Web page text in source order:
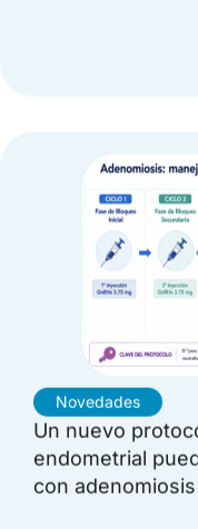
Novedades
Un nuevo
endometrial
con